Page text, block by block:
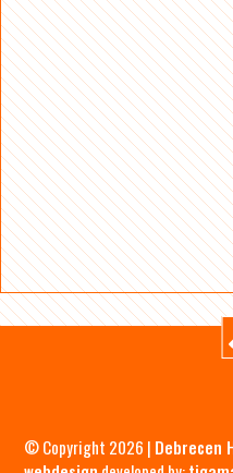
© Copyright 2026 | Debrecen